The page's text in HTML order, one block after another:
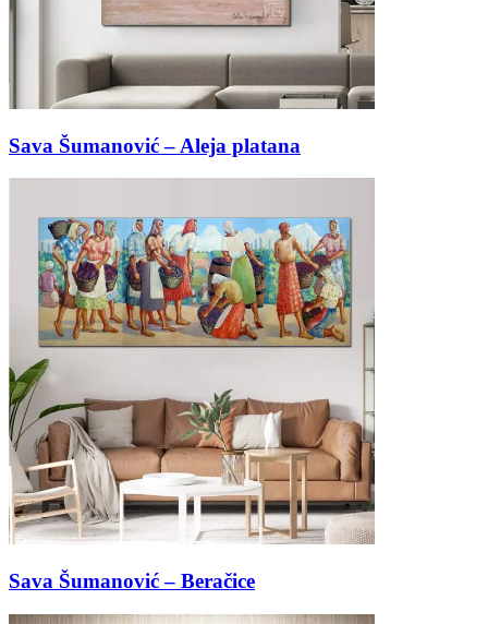
Sava Šumanović – Aleja platana
Sava Šumanović – Beračice